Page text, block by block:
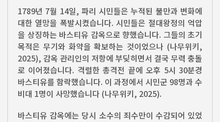
1789년 7월 14일, 파리 시민들은 누적된 불만과 변화에
대한 열망을 폭발시켰습니다. 시민들은 절대왕정의 억압
을 상징하는 바스티유 감옥으로 향했습니다. 그들의 초기
목적은 무기와 화약을 확보하는 것이었으나 (나무위키,
2025), 감옥 관리인의 저항에 부딪히면서 결국 무력 충돌
로 이어졌습니다. 격렬한 총격전 끝에 오후 5시 30분경
바스티유를 함락했습니다. 이 과정에서 시민군 98명과 수
비대 1명이 사망했습니다 (나무위키, 2025).
바스티유 감옥에는 당시 소수의 죄수만이 수감되어 있었